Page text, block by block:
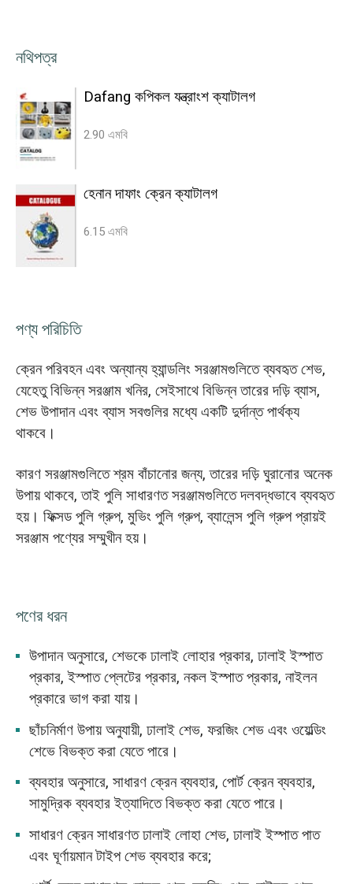
নথিপত্র
Dafang কপিকল যন্ত্রাংশ ক্যাটালগ
2.90 এমবি
হেনান দাফাং ক্রেন ক্যাটালগ
6.15 এমবি
পণ্য পরিচিতি
ক্রেন পরিবহন এবং অন্যান্য হ্যান্ডলিং সরঞ্জামগুলিতে ব্যবহৃত শেভ,
যেহেতু বিভিন্ন সরঞ্জাম খনির, সেইসাথে বিভিন্ন তারের দড়ি ব্যাস,
শেভ উপাদান এবং ব্যাস সবগুলির মধ্যে একটি দুর্দান্ত পার্থক্য
থাকবে।
কারণ সরঞ্জামগুলিতে শ্রম বাঁচানোর জন্য, তারের দড়ি ঘুরানোর অনেক
উপায় থাকবে, তাই পুলি সাধারণত সরঞ্জামগুলিতে দলবদ্ধভাবে ব্যবহৃত
হয়। ফিক্সড পুলি গ্রুপ, মুভিং পুলি গ্রুপ, ব্যালেন্স পুলি গ্রুপ প্রায়ই
সরঞ্জাম পণ্যের সম্মুখীন হয়।
পণের ধরন
উপাদান অনুসারে, শেভকে ঢালাই লোহার প্রকার, ঢালাই ইস্পাত
প্রকার, ইস্পাত প্লেটের প্রকার, নকল ইস্পাত প্রকার, নাইলন
প্রকারে ভাগ করা যায়।
ছাঁচনির্মাণ উপায় অনুযায়ী, ঢালাই শেভ, ফরজিং শেভ এবং ওয়েল্ডিং
শেভে বিভক্ত করা যেতে পারে।
ব্যবহার অনুসারে, সাধারণ ক্রেন ব্যবহার, পোর্ট ক্রেন ব্যবহার,
সামুদ্রিক ব্যবহার ইত্যাদিতে বিভক্ত করা যেতে পারে।
সাধারণ ক্রেন সাধারণত ঢালাই লোহা শেভ, ঢালাই ইস্পাত পাত
এবং ঘূর্ণায়মান টাইপ শেভ ব্যবহার করে;